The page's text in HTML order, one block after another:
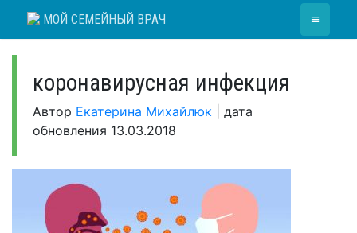
МОЙ СЕМЕЙНЫЙ ВРАЧ ≡
коронавирусная инфекция
Автор Екатерина Михайлюк
дата
обновления 13.03.2018